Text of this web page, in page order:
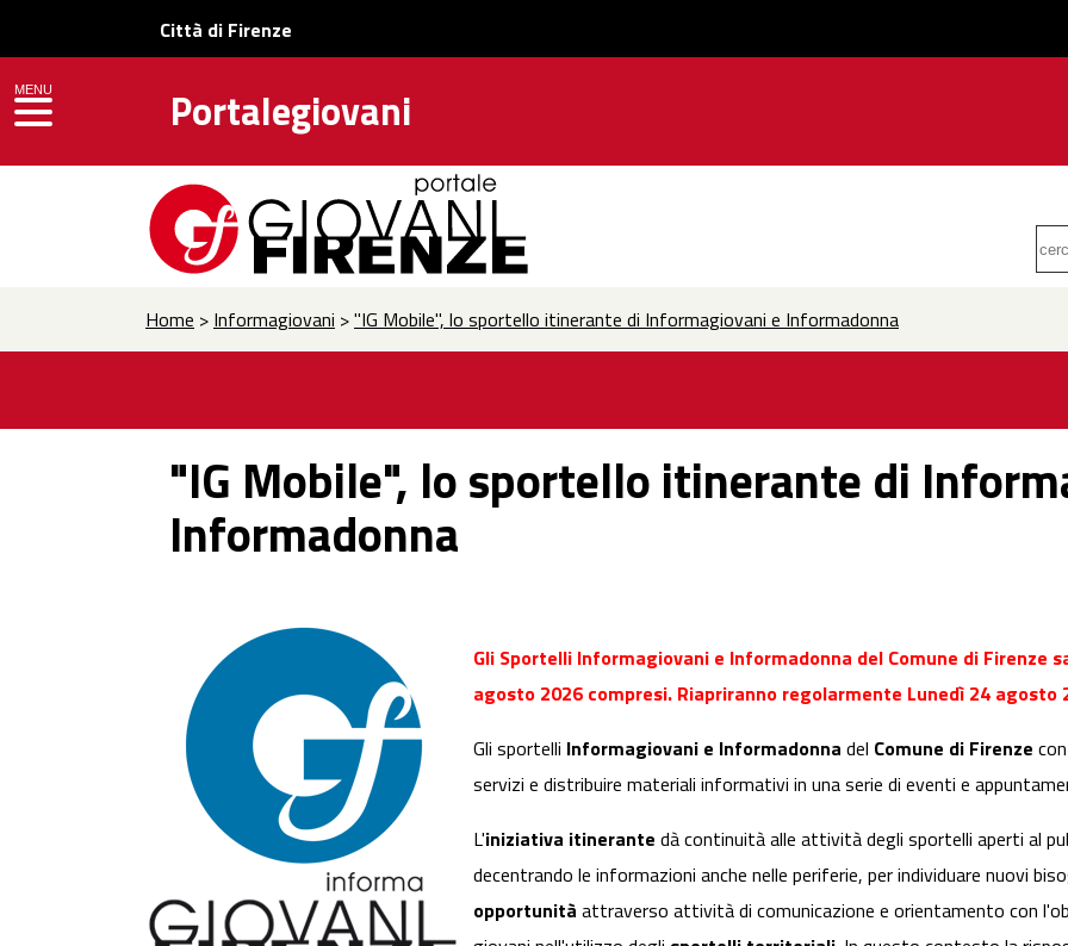
Città di Firenze
Portalegiovani
MENU
toggle navigation
Home > Informagiovani >"IG Mobile", lo sportello itinerante di Informagiovani e Informadonna
"IG Mobile", lo sportello itinerante di
Informadonna
Gli Sportelli Informagiovani e Informadonna del Comune di Firenze
agosto 2026 compresi. Riapriranno regolarmente Lunedì 24 agosto
Gli sportelli Informagiovani e Informadonna del Comune di Firenze
servizi e distribuire materiali informativi in una serie di eventi e
L'iniziativa itinerante dà continuità alle attività degli sportelli aperti al
decentrando le informazioni anche nelle periferie, per individuare nuovi
opportunità attraverso attività di comunicazione e orientamento con